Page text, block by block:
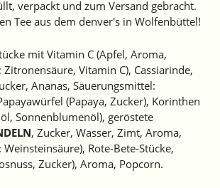
verpackt und zum Versand gebracht.
Tee aus dem denver's in Wolfenbüttel!
mit Vitamin C (Apfel, Aroma,
Vitamin C), Cassiarinde,
Ananas, Säuerungsmittel:
(Papaya, Zucker), Korinthen
Sonnenblumenöl), geröstete
, Zucker, Wasser, Zimt, Aroma,
Rote-Bete-Stücke,
Zucker), Aroma, Popcorn.